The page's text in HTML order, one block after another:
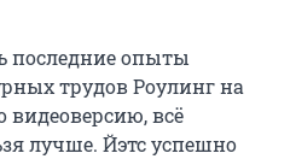
последние опыты
трудов Роулинг на
видеоверсию, всё
лучше. Йэтс успешно